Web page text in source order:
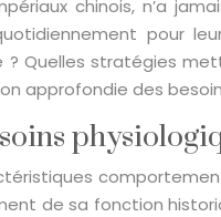
chinois, n’a
pour
Quelles stratégies
approfondie des
de sa fonction